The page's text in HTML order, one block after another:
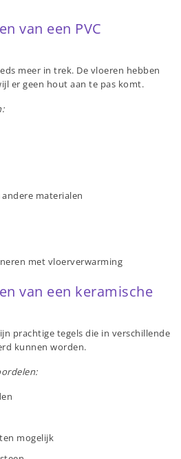
van een PVC
meer in trek. De vloeren hebben
er geen hout aan te pas komt.
materialen
met vloerverwarming
van een keramische
prachtige tegels die in verschillende
kunnen worden.
mogelijk